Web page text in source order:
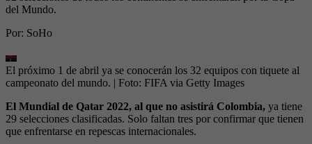
del Mundo.
Por: SoHo
El próximo 1 de abril ya se conocerán los 32 equipos con tiquete al
campeonato del mundo. | Foto: FIFA via Getty Images
El Mundial de Qatar 2022, al que no asistirá Colombia, ya tiene
29 selecciones clasificadas. Solo faltan tres por confirmar que tienen
que enfrentarse en repescas internacionales.